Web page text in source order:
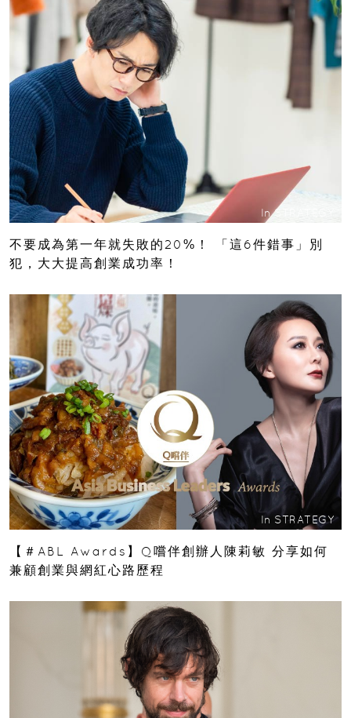
In STRATEGY
不要成為第一年就失敗的20%！ 「這6件錯事」別
犯，大大提高創業成功率！
In STRATEGY
【＃ABL Awards】Q嚐伴創辦人陳莉敏 分享如何
兼顧創業與網紅心路歷程